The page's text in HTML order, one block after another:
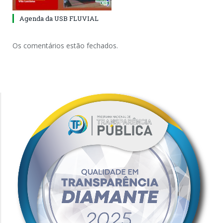
Agenda da USB FLUVIAL
Os comentários estão fechados.